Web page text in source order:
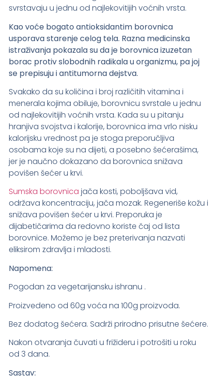
svrstavaju u jednu od najlekovitijih voćnih vrsta.
Kao voće bogato antioksidantim borovnica
usporava starenje celog tela. Razna medicinska
istraživanja pokazala su da je borovnica izuzetan
borac protiv slobodnih radikala u organizmu, pa joj
se prepisuju i antitumorna dejstva.
Svakako da su količina i broj različitih vitamina i
menerala kojima obiluje, borovnicu svrstale u jednu
od najlekovitijih voćnih vrsta. Kada su u pitanju
hranjiva svojstva i kalorije, borovnica ima vrlo nisku
kalorijsku vrednost pa je stoga preporučljiva
osobama koje su na dijeti, a posebno šećerašima,
jer je naučno dokazano da borovnica snižava
povišen šećer u krvi.
Sumska borovnica jača kosti, poboljšava vid,
održava koncentraciju, jača mozak. Regeneriše kožu i
snižava povišen šećer u krvi. Preporuka je
dijabetičarima da redovno koriste čaj od lista
borovnice. Možemo je bez preterivanja nazvati
eliksirom zdravlja i mladosti.
Napomena:
Pogodan za vegetarijansku ishranu .
Proizvedeno od 60g voća na 100g proizvoda.
Bez dodatog šećera. Sadrži prirodno prisutne šećere.
Nakon otvaranja čuvati u frižideru i potrošiti u roku
od 3 dana.
Sastav: